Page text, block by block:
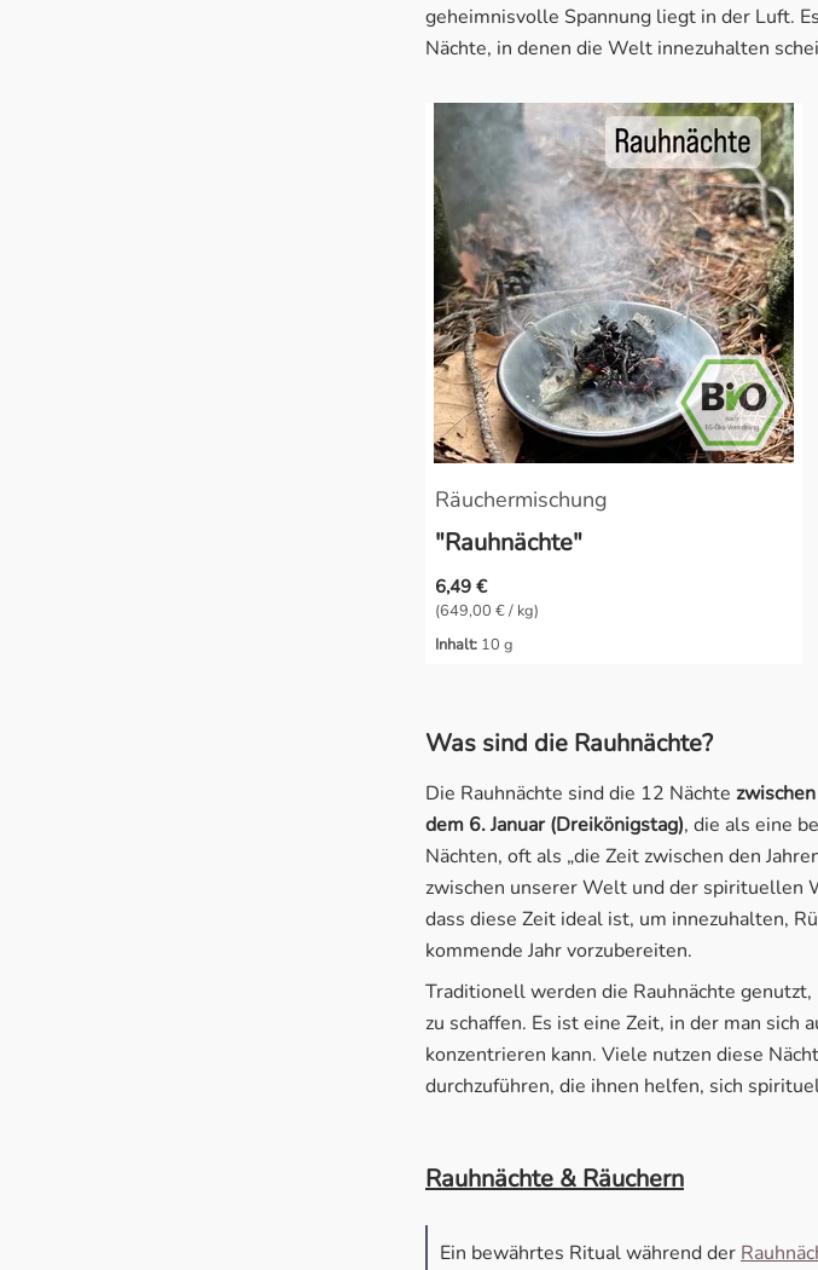
4.1 Kelten
4.2 Germanen
Christentum
4.4 Slawen
geheimnisvolle Spannung liegt in der Luft.
Nächte, in denen die Welt innezuhalten
Räuchermischung
"Rauhnächte"
6,49 €
(649,00 € / kg)
Inhalt: 10 g
Was sind die Rauhnächte?
Die Rauhnächte sind die 12 Nächte
dem 6. Januar (Dreikönigstag), die als eine
Nächten, oft als „die Zeit zwischen den
zwischen unserer Welt und der spirituellen
dass diese Zeit ideal ist, um innezuhalten,
kommende Jahr vorzubereiten.
Traditionell werden die Rauhnächte
zu schaffen. Es ist eine Zeit, in der man sich
konzentrieren kann. Viele nutzen diese
durchzuführen, die ihnen helfen, sich
Rauhnächte & Räuchern
Ein bewährtes Ritual während der